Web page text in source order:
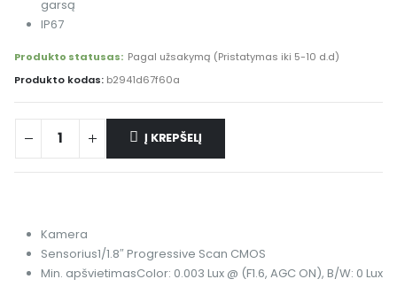
garsą
IP67
Produkto statusas: Pagal užsakymą (Pristatymas iki 5-10 d.d)
Produkto kodas: b2941d67f60a
Į KREPŠELĮ
Kamera
Sensorius1/1.8″ Progressive Scan CMOS
Min. apšvietimasColor: 0.003 Lux @ (F1.6, AGC ON), B/W: 0 Lux